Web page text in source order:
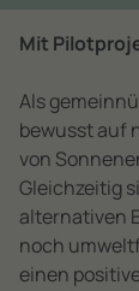
Mit
Als
bewusst auf
von
Gleichzeitig
alternativen
noch
einen